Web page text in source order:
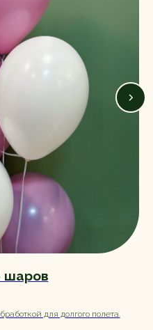
шаров
для долгого полета.